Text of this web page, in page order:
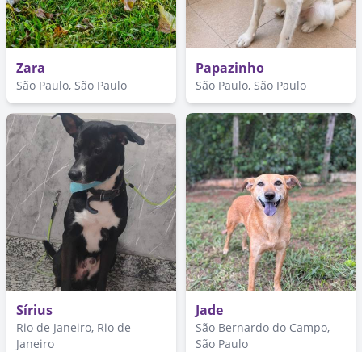
Zara
São Paulo, São Paulo
Papazinho
São Paulo, São Paulo
Sírius
Rio de Janeiro, Rio de
Janeiro
Jade
São Bernardo do Campo,
São Paulo